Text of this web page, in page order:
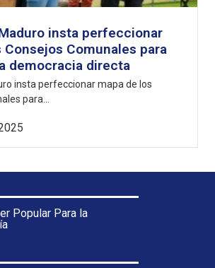
insta perfeccionar
Consejos Comunales para
democracia directa
insta perfeccionar mapa de los
para...
Popular Para la